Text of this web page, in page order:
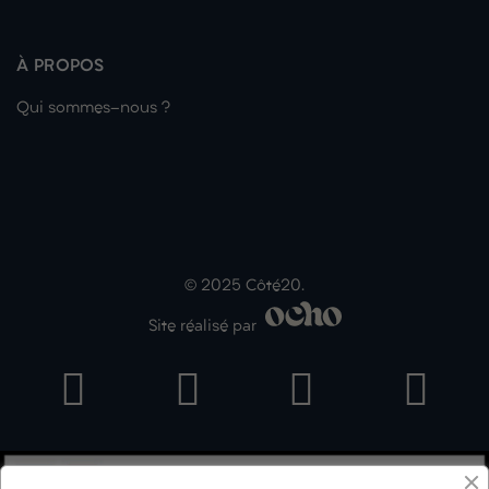
À PROPOS
Qui sommes-nous ?
© 2025 Côté20.
Site réalisé par